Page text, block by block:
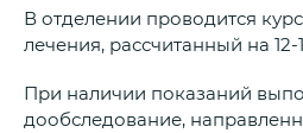
В отделении проводится
лечения, рассчитанный на 12-
При наличии показаний
дообследование,